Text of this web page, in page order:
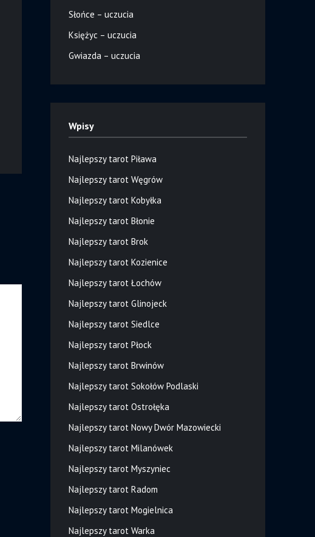
Słońce – uczucia
Księżyc – uczucia
Gwiazda – uczucia
Wpisy
Najlepszy tarot Piława
Najlepszy tarot Węgrów
Najlepszy tarot Kobyłka
Najlepszy tarot Błonie
Najlepszy tarot Brok
Najlepszy tarot Kozienice
Najlepszy tarot Łochów
Najlepszy tarot Glinojeck
Najlepszy tarot Siedlce
Najlepszy tarot Płock
Najlepszy tarot Brwinów
Najlepszy tarot Sokołów Podlaski
Najlepszy tarot Ostrołęka
Najlepszy tarot Nowy Dwór Mazowiecki
Najlepszy tarot Milanówek
Najlepszy tarot Myszyniec
Najlepszy tarot Radom
Najlepszy tarot Mogielnica
Najlepszy tarot Warka